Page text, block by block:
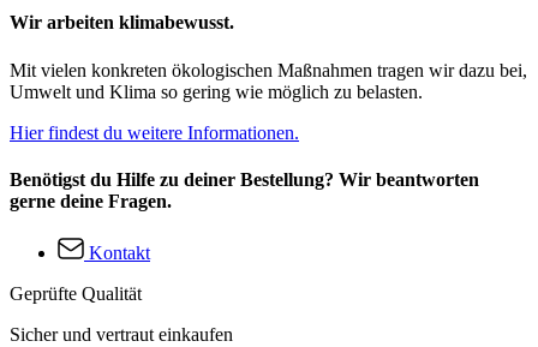
Wir arbeiten klimabewusst.
Mit vielen konkreten ökologischen Maßnahmen tragen wir dazu bei,
Umwelt und Klima so gering wie möglich zu belasten.
Hier findest du weitere Informationen.
Benötigst du Hilfe zu deiner Bestellung? Wir beantworten
gerne deine Fragen.
Kontakt
Geprüfte Qualität
Sicher und vertraut einkaufen